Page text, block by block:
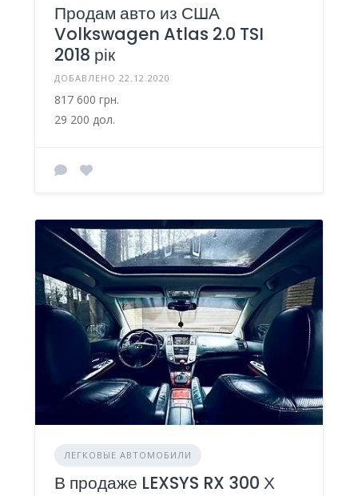
Продам авто из США
Volkswagen Atlas 2.0 TSI
2018 рік
ДОБАВЛЕНО 22.12.2020
817 600 грн.
29 200 дол.
ЛЕГКОВЫЕ АВТОМОБИЛИ
В продаже LEXSYS RX 300 Х